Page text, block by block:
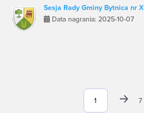
Sesja Rady Gminy Bytnica nr X
Data nagrania: 2025-10-07
7